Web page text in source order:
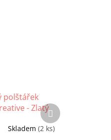
polštářek
- Zlatý
Skladem (2 ks)
Další
produkt